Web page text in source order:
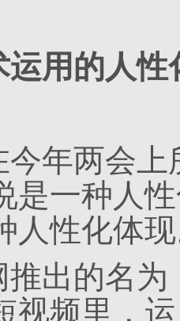
运用的人性
今年两会
是一种人
人性化体
推出的名
视频里，